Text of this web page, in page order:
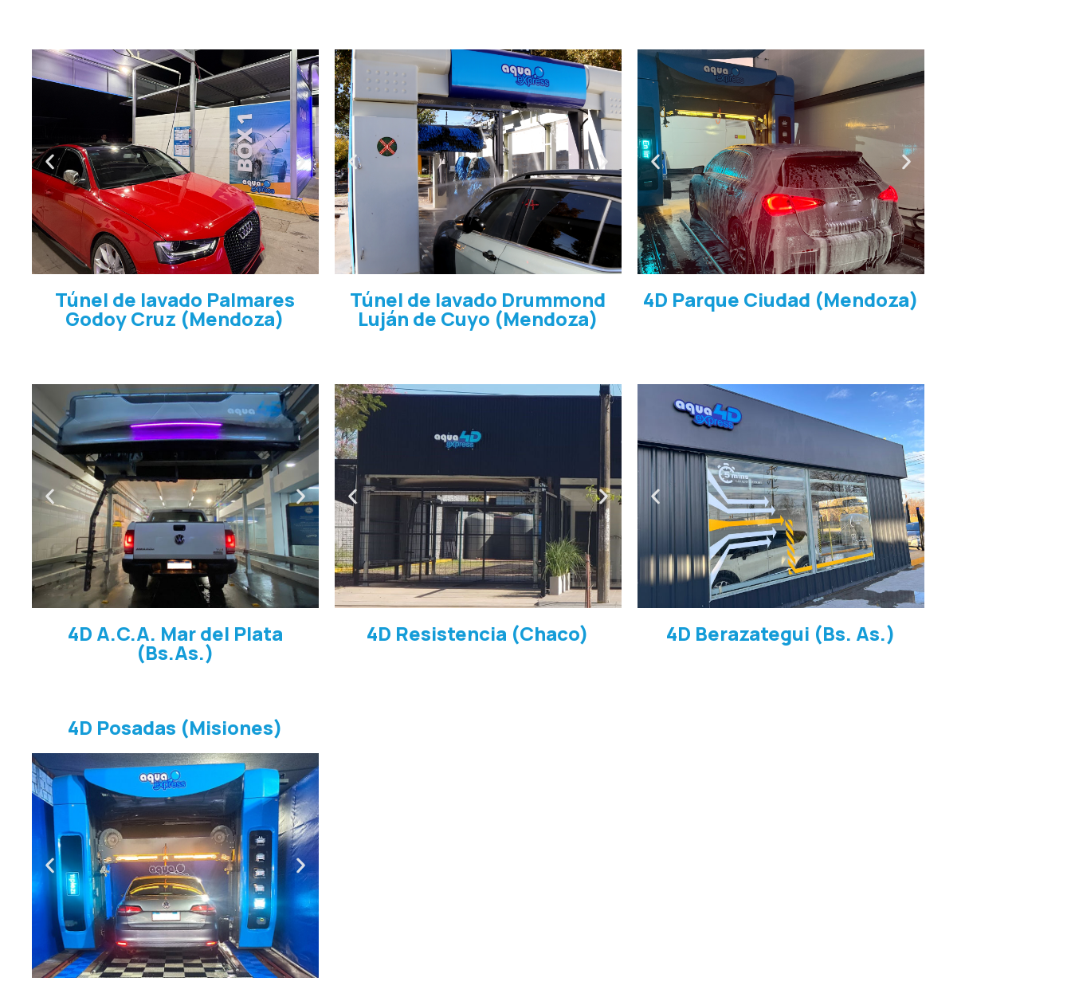
Túnel de lavado Palmares
Godoy Cruz (Mendoza)
Túnel de lavado Drummond
Luján de Cuyo (Mendoza)
4D Parque Ciudad (Mendoza)
4D A.C.A. Mar del Plata
(Bs.As.)
4D Resistencia (Chaco) 4D Berazategui (Bs. As.)
4D Posadas (Misiones)